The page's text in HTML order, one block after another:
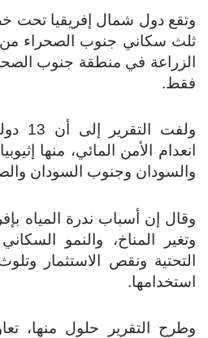
وتقع دول شمال إفريقيا تحت
الزراعة في منطقة جنوب
فقط.
ولفت
انعدام الأمن المائي، منها
والسودان وجنوب السودان
وقال إن أسباب ندرة المياه
وتغير المناخ، والنمو
التحتية ونقص الاستثمار
استخدامها.
وطرح التقرير حلول منها،